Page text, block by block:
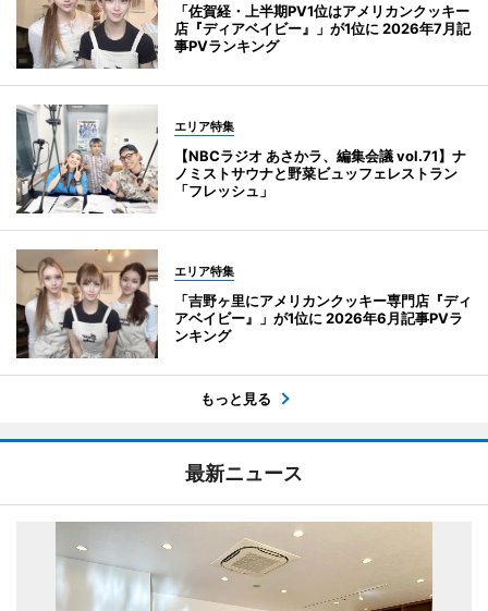
「佐賀経・上半期PV1位はアメリカンクッキー
店『ディアベイビー』」が1位に 2026年7月記
事PVランキング
エリア特集
【NBCラジオ あさかラ、編集会議 vol.71】ナ
ノミストサウナと野菜ビュッフェレストラン
「フレッシュ」
エリア特集
「吉野ヶ里にアメリカンクッキー専門店『ディ
アベイビー』」が1位に 2026年6月記事PVラ
ンキング
もっと見る
最新ニュース